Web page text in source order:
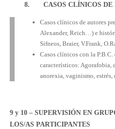
8. CASOS CLÍNICOS DE
Casos clínicos de autores
Alexander, Reich…) e
Sifneos, Braier, V.Frank,
Casos clínicos con la
característicos: Agorafobia,
anorexia, vaginismo,
9 y 10 – SUPERVISIÓN EN
LOS/AS PARTICIPANTES